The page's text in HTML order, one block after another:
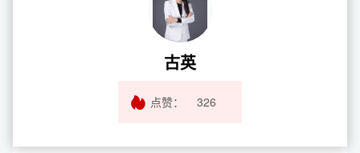
古英
点赞： 326